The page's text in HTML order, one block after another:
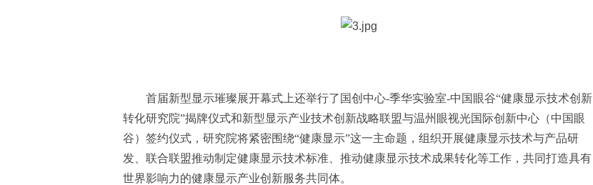
首届新型显示璀璨展开幕式上还举行了国创中心-季华实验室-中国眼谷“健康显示技术创新
转化研究院”揭牌仪式和新型显示产业技术创新战略联盟与温州眼视光国际创新中心（中国眼
谷）签约仪式，研究院将紧密围绕“健康显示”这一主命题，组织开展健康显示技术与产品研
发、联合联盟推动制定健康显示技术标准、推动健康显示技术成果转化等工作，共同打造具有
世界影响力的健康显示产业创新服务共同体。